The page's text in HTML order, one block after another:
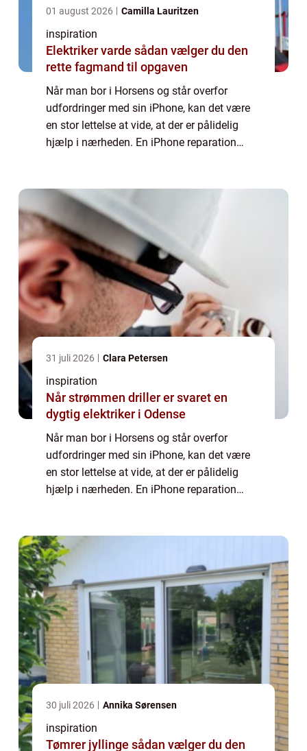
01 august 2026 Camilla Lauritzen
inspiration
Elektriker varde sådan vælger du den
rette fagmand til opgaven
Når man bor i Horsens og står overfor
udfordringer med sin iPhone, kan det være
en stor lettelse at vide, at der er pålidelig
hjælp i nærheden. En iPhone reparation
31 juli 2026 Clara Petersen
inspiration
Når strømmen driller er svaret en
dygtig elektriker i Odense
Når man bor i Horsens og står overfor
udfordringer med sin iPhone, kan det være
en stor lettelse at vide, at der er pålidelig
hjælp i nærheden. En iPhone reparation
30 juli 2026 Annika Sørensen
inspiration
Tømrer jyllinge sådan vælger du den